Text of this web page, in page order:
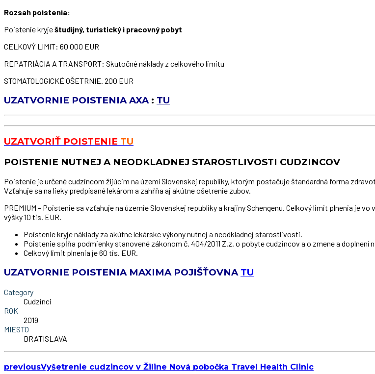
Rozsah poistenia:
Poistenie kryještudijný, turistický i pracovný pobyt
CELKOVÝ LIMIT: 60 000 EUR
REPATRIÁCIA A TRANSPORT: Skutočné náklady z celkového limitu
STOMATOLOGICKÉ OŠETRNIE. 200 EUR
UZATVORNIE POISTENIA AXA : TU
UZATVORIŤ POISTENIE TU
POISTENIE NUTNEJ A NEODKLADNEJ STAROSTLIVOSTI CUDZINCOV
Poistenie je určené cudzincom žijúcim na území Slovenskej republiky, ktorým postačuje štandardná forma
Vzťahuje sa na lieky predpísané lekárom a zahŕňa aj akútne ošetrenie zubov.
PREMIUM – Poistenie sa vzťahuje na územie Slovenskej republiky a krajiny Schengenu. Celkový limit plnenia je
výšky 10 tis. EUR.
Poistenie kryje náklady za akútne lekárske výkony nutnej a neodkladnej starostlivosti.
Poistenie spĺňa podmienky stanovené zákonom č. 404/2011 Z.z. o pobyte cudzincov a o zmene a doplnení
Celkový limit plnenia je 60 tis. EUR.
UZATVORNIE POISTENIA MAXIMA POJIŠŤOVNA TU
Category
Cudzinci
ROK
2019
MIESTO
BRATISLAVA
previousVyšetrenie cudzincov v Žiline Nová pobočka Travel Health Clinic